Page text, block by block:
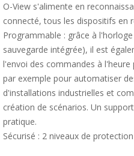
O-View s'alimente en
connecté, tous les dispositifs en
Programmable : grâce à
sauvegarde intégrée), il est
l'envoi des commandes à l'heure
par exemple pour automatiser
d'installations industrielles et
création de scénarios. Un
pratique.
Sécurisé : 2 niveaux de